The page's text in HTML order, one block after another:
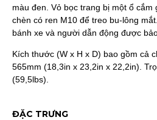
màu đen. Vỏ bọc trang bị một ổ cắm
chèn có ren M10 để treo bu-lông
bánh xe và người dẫn động được
Kích thước (W x H x D) bao gồm cả
565mm (18,3in x 23,2in x 22,2in).
(59,5lbs).
ĐẶC TRƯNG